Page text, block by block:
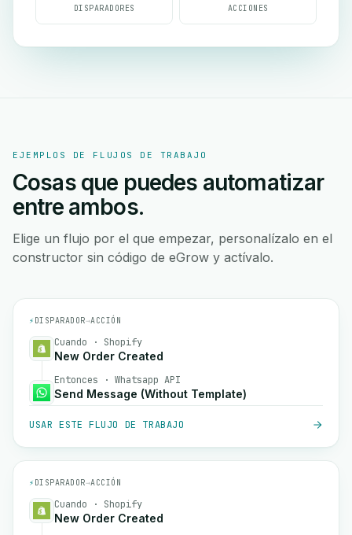
DISPARADORES ACCIONES
EJEMPLOS DE FLUJOS DE TRABAJO
Cosas que puedes automatizar
entre ambos.
Elige un flujo por el que empezar, personalízalo en el
constructor sin código de eGrow y actívalo.
⚡ DISPARADOR→ACCIÓN
Cuando · Shopify
New Order Created
Entonces · Whatsapp API
Send Message (Without Template)
USAR ESTE FLUJO DE TRABAJO
⚡ DISPARADOR→ACCIÓN
Cuando · Shopify
New Order Created